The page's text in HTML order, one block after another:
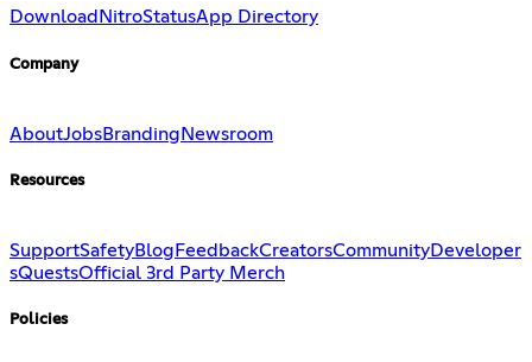
Download NitroStatusApp Directory
Company
AboutJobsBranding Newsroom
Resources
SupportSafetyBlog FeedbackCreatorsCommunityDeveloper
sQuestsOfficial 3rd Party Merch
Policies